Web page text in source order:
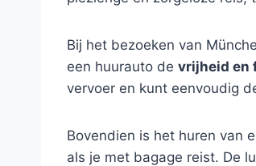
Bij het bezoeken van
een huurauto de vrijheid en
vervoer en kunt eenvoudig
Bovendien is het huren van
als je met bagage reist. De